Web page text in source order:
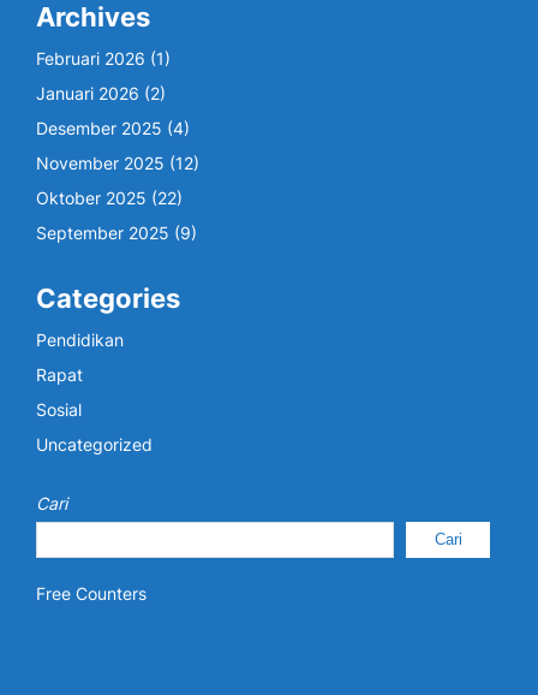
Archives
Februari 2026 (1)
Januari 2026 (2)
Desember 2025 (4)
November 2025 (12)
Oktober 2025 (22)
September 2025 (9)
Categories
Pendidikan
Rapat
Sosial
Uncategorized
Cari
Cari
Free Counters